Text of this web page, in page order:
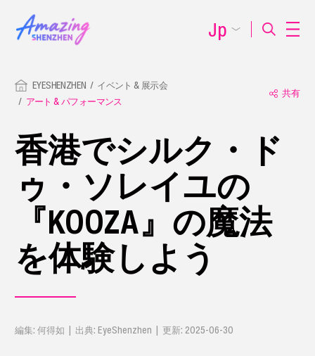
EYESHENZHEN
イベント & 展示会
アート & パフォーマンス
共有
香港でシルク・ド
ゥ・ソレイユの
『KOOZA』の魔法
を体験しよう
編集: 何得如 | 出典: EyeShenzhen | 更新: 2025-06-30
Jp